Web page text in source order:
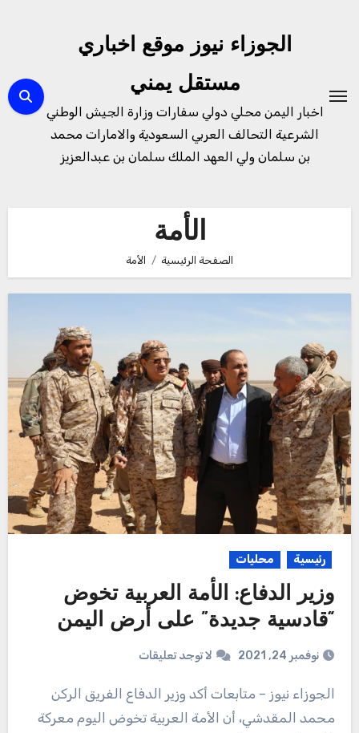
الجوزاء نيوز موقع اخباري
مستقل يمني
اخبار اليمن محلي دولي سفارات وزارة الجيش الوطني
الشرعية التحالف العربي السعودية والامارات محمد
بن سلمان ولي العهد الملك سلمان بن عبدالعزيز
الأمة
الصفحة الرئيسية الأمة
رئيسية محليات
وزير الدفاع: الأمة العربية تخوض
“قادسية جديدة” على أرض اليمن
نوفمبر 24, 2021 لا توجد تعليقات
محمد المقدشي، أن الأمة العربية تخوض اليوم معركة